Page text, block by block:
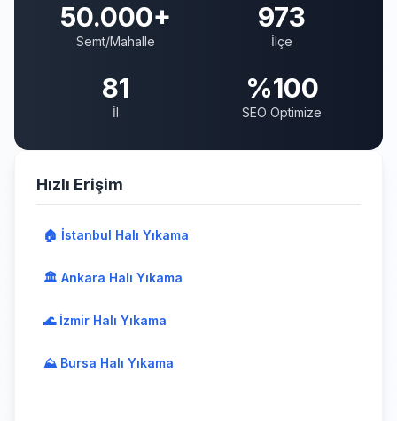
50.000+
Semt/Mahalle
973
İlçe
81
İl
%100
SEO Optimize
Hızlı Erişim
🏠 İstanbul Halı Yıkama
🏛️ Ankara Halı Yıkama
🌊 İzmir Halı Yıkama
⛰️ Bursa Halı Yıkama